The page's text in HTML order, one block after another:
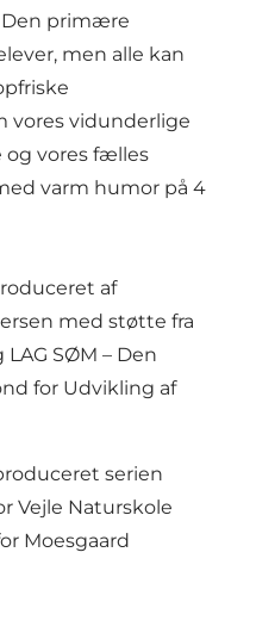
primære
men alle kan
vidunderlige
og vores fælles
varm humor på 4
af
med støtte fra
SØM – Den
for Udvikling af
serien
Vejle Naturskole
Moesgaard